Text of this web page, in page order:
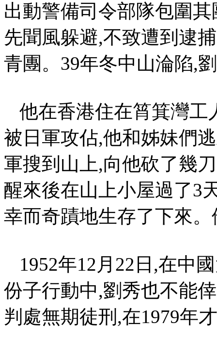
出動警備司令部隊包圍其
先聞風躲避,不致遭到逮
青團。 39年冬中山淪陷,
他在香港住在筲箕灣工
被日軍攻佔,他和姊妹們
軍搜到山上,向他砍了幾刀
醒來後在山上小屋過了3
幸而奇蹟地生存了下來
1952年12 月 22 日 ,在中
份子行動中,劉秀也不能
判處無期徒刑 ,在1979年